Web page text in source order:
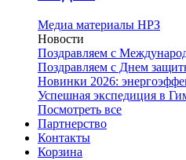
Медиа материалы НРЗ
Новости
Поздравляем с
Поздравляем с Днем
Новинки 2026:
Успешная экспедиция в
Посмотреть все
Партнерство
Контакты
Корзина